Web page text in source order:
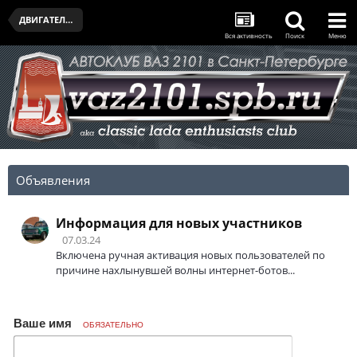
ДВИГАТЕЛЬ И ТРАНСМИССИЯ
Вся активность Поиск Меню
Объявления
Информация для новых участников
07.03.24
Включена ручная активация новых пользователей по
причине нахлынувшей волны интернет-ботов...
Ваше имя ОБЯЗАТЕЛЬНО